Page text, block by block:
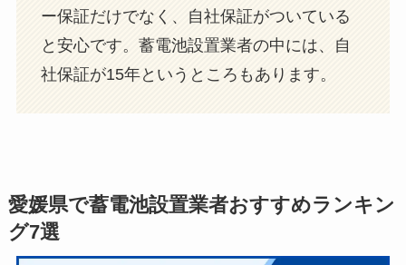
ー保証だけでなく、自社保証がついている
と安心です。蓄電池設置業者の中には、自
社保証が15年というところもあります。
愛媛県で蓄電池設置業者おすすめランキン
グ7選